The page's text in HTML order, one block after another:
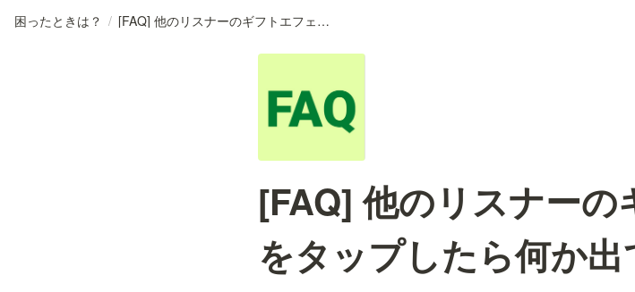
困ったときは？ / [FAQ] 他のリスナーのギフトエフェクトをタップしたら何か出てきた
[FAQ] 他のリスナーの
をタップしたら何か出